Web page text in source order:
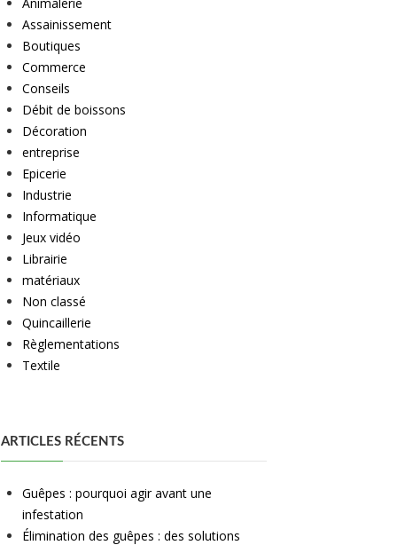
Assainissement
Boutiques
Commerce
Conseils
Débit de boissons
Décoration
entreprise
Epicerie
Industrie
Informatique
Jeux vidéo
Librairie
matériaux
Non classé
Quincaillerie
Règlementations
Textile
ARTICLES RÉCENTS
Guêpes : pourquoi agir avant une
infestation
Élimination des guêpes : des solutions